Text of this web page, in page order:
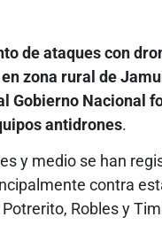
de ataques con
zona rural de
Gobierno Nacional
antidrones.
y medio se han
contra
Robles y